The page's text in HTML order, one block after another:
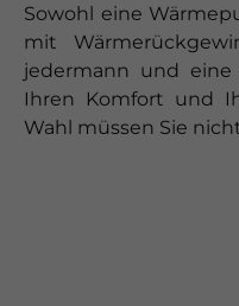
Sowohl eine
mit
jedermann und
Ihren Komfort und
Wahl müssen Sie